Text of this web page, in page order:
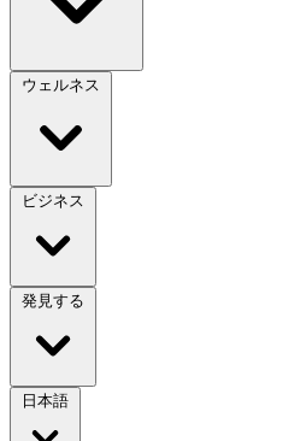
ウェルネス
ビジネス
発見する
日本語